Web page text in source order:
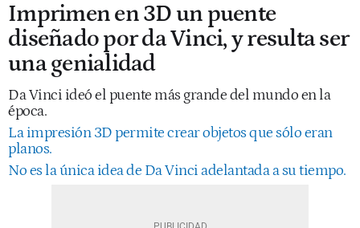
Imprimen en 3D un puente
diseñado por da Vinci, y resulta ser
una genialidad
Da Vinci ideó el puente más grande del mundo en la
época.
La impresión 3D permite crear objetos que sólo eran
planos.
No es la única idea de Da Vinci adelantada a su tiempo.